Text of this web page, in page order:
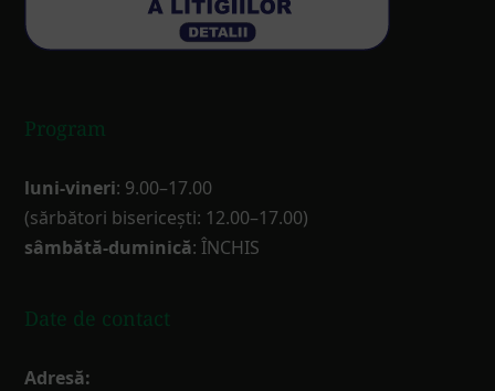
Program
luni-vineri: 9.00–17.00
(sărbători bisericești: 12.00–17.00)
sâmbătă-duminică: ÎNCHIS
Date de contact
Adresă: